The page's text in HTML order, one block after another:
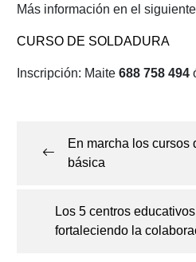
Más información en el
CURSO DE SOLDADURA
Inscripción: Maite 688 758 494
entradas
En marcha los cursos
básica
Los 5 centros
fortaleciendo la